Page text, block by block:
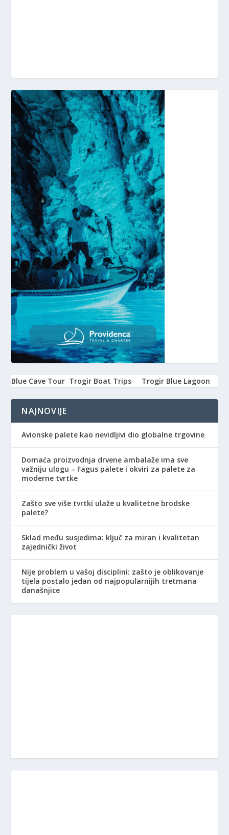
Blue Cave Tour Trogir Boat Trips Trogir Blue Lagoon
NAJNOVIJE
Avionske palete kao nevidljivi dio globalne trgovine
Domaća proizvodnja drvene ambalaže ima sve
važniju ulogu – Fagus palete i okviri za palete za
moderne tvrtke
Zašto sve više tvrtki ulaže u kvalitetne brodske
palete?
Sklad među susjedima: ključ za miran i kvalitetan
zajednički život
Nije problem u vašoj disciplini: zašto je oblikovanje
tijela postalo jedan od najpopularnijih tretmana
današnjice